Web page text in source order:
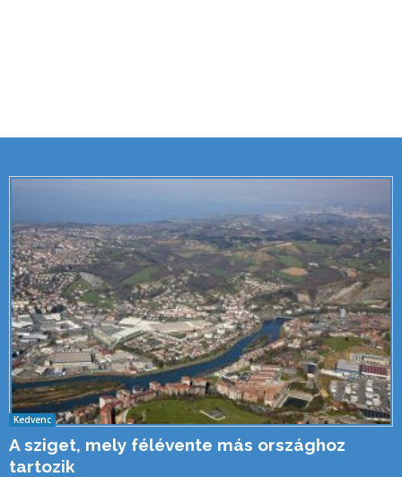
Kedvenc
A sziget, mely félévente más országhoz
tartozik